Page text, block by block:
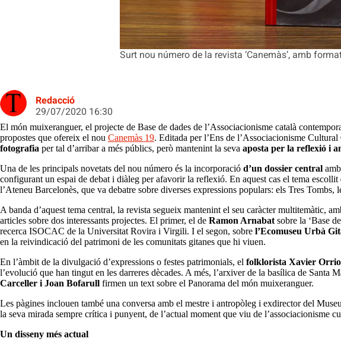
Surt nou número de la revista ‘Canemàs’, amb
Redacció
29/07/2020 16:30
El món muixeranguer, el projecte de Base de dades de l’Associacionisme català
propostes que ofereix el nou Canemàs 19. Editada per l’Ens de l’Associacionisme
fotografia per tal d’arribar a més públics, però mantenint la seva aposta per la reflexió i
Una de les principals novetats del nou número és la incorporació d’un dossier central
configurant un espai de debat i diàleg per afavorir la reflexió. En aquest cas el tema escollit
l’Ateneu Barcelonès, que va debatre sobre diverses expressions populars: els Tres
A banda d’aquest tema central, la revista segueix mantenint el seu caràcter multitemàtic,
articles sobre dos interessants projectes. El primer, el de Ramon Arnabatsobre la ‘Base
recerca ISOCAC de la Universitat Rovira i Virgili. I el segon, sobre l’Ecomuseu Urbà
en la reivindicació del patrimoni de les comunitats gitanes que hi viuen.
En l’àmbit de la divulgació d’expressions o festes patrimonials, el folklorista Xavier
l’evolució que han tingut en les darreres dècades. A més, l’arxiver de la basílica de Santa
Carceller i Joan Bofarull firmen un text sobre el Panorama del món muixeranguer.
Les pàgines inclouen també una conversa amb el mestre i antropòleg i exdirector del
la seva mirada sempre crítica i punyent, de l’actual moment que viu de l’associacionisme
Un disseny més actual